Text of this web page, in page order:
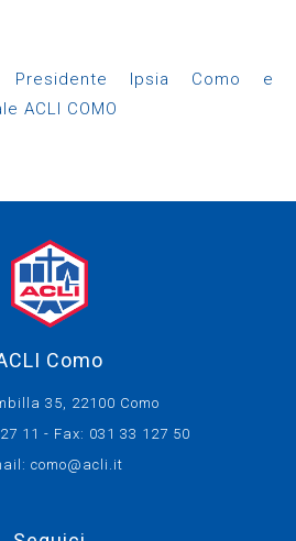
Presidente Ipsia Como e
ACLI COMO
Como
35, 22100 Como
11 - Fax: 031 33 127 50
como@acli.it